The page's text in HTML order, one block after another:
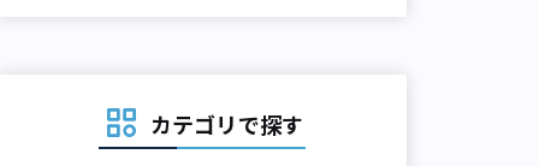
カテゴリで探す